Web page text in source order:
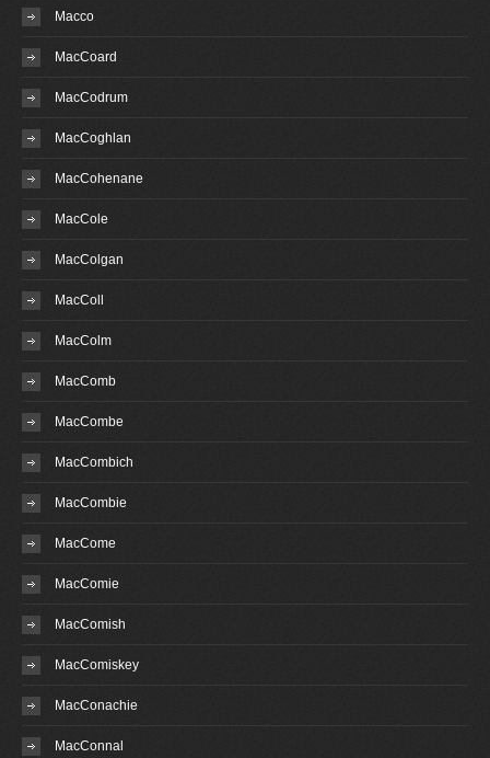
Macco
MacCoard
MacCodrum
MacCoghlan
MacCohenane
MacCole
MacColgan
MacColl
MacColm
MacComb
MacCombe
MacCombich
MacCombie
MacCome
MacComie
MacComish
MacComiskey
MacConachie
MacConnal